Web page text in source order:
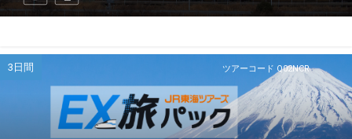
ツアーコード Q02NCR
3日間